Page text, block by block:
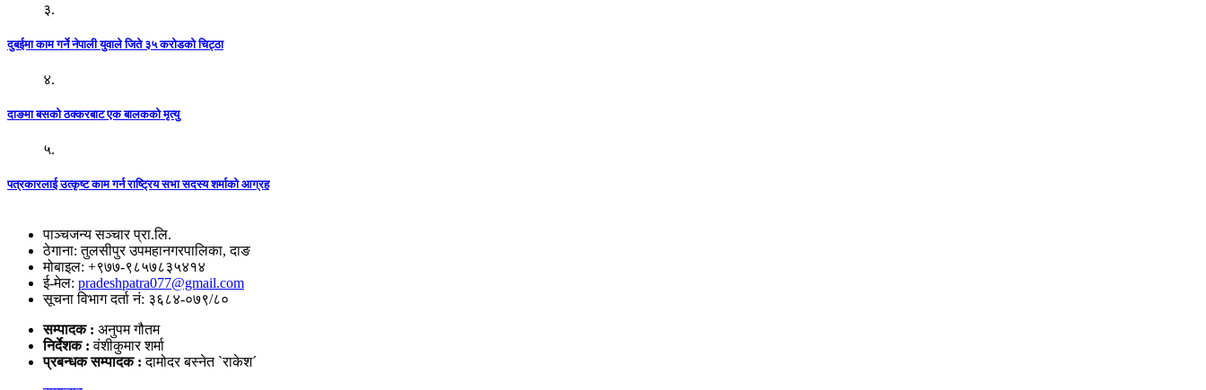
३.
दुबईमा काम गर्ने नेपाली युवाले जिते ३५ करोडको चिट्ठा
४.
दाङमा बसको ठक्करबाट एक बालकको मृत्यु
५.
पत्रकारलाई उत्कृष्ट काम गर्न राष्ट्रिय सभा सदस्य शर्माको आग्रह
पाञ्चजन्य सञ्चार प्रा.लि.
ठेगाना: तुलसीपुर उपमहानगरपालिका, दाङ
मोबाइल: +९७७-९८५७८३५४१४
ई-मेल: pradeshpatra077@gmail.com
सूचना विभाग दर्ता नं: ३६८४-०७९/८०
सम्पादक : अनुपम गौतम
निर्देशक :वंशीकुमार शर्मा
प्रबन्धक सम्पादक :दामोदर बस्नेत `राकेश´